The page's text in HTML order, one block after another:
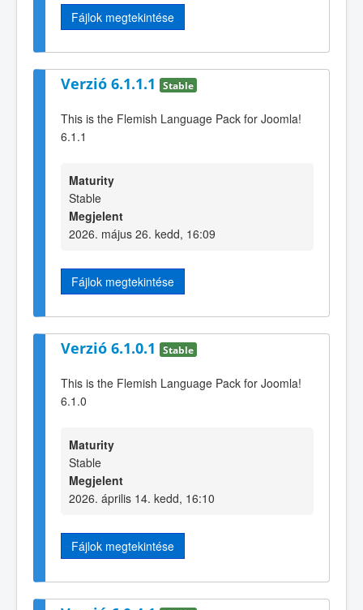
Fájlok megtekintése
Verzió 6.1.1.1 Stable
This is the Flemish Language Pack for Joomla!
6.1.1
Maturity
Stable
Megjelent
2026. május 26. kedd, 16:09
Fájlok megtekintése
Verzió 6.1.0.1 Stable
This is the Flemish Language Pack for Joomla!
6.1.0
Maturity
Stable
Megjelent
2026. április 14. kedd, 16:10
Fájlok megtekintése